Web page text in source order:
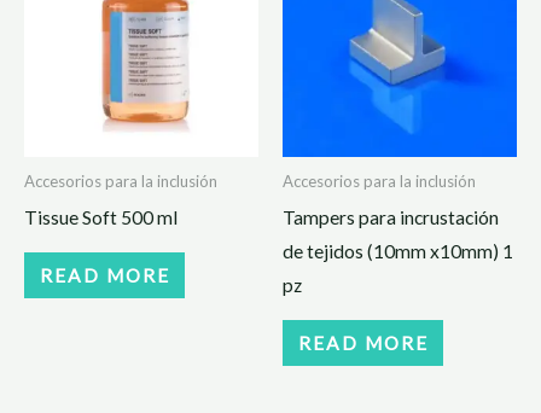
Accesorios para la inclusión
Tissue Soft 500 ml
READ MORE
Accesorios para la inclusión
Tampers para incrustación
de tejidos (10mm x10mm) 1
pz
READ MORE